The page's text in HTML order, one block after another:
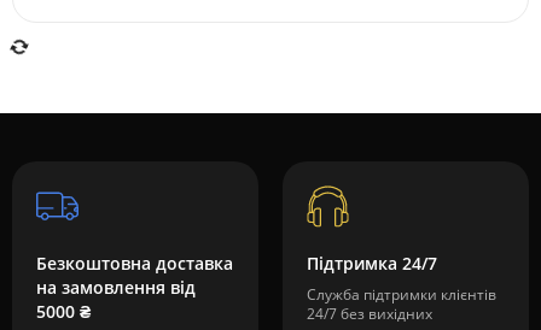
Безкоштовна доставка
на замовлення від
5000 ₴
Підтримка 24/7
Служба підтримки клієнтів
24/7 без вихідних